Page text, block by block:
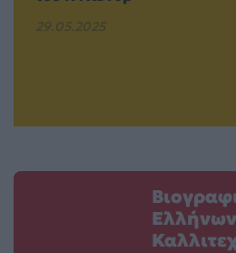
29.05.2025
Ελλήνων